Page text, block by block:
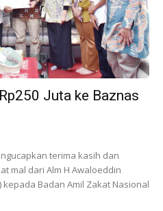
Juta ke Baznas
terima kasih dan
mal dari Alm H Awaloeddin
kepada Badan Amil Zakat Nasional